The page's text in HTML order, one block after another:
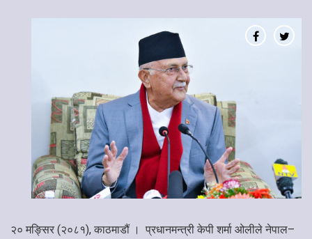
२० मङ्सिर (२०८१), काठमाडौं । प्रधानमन्त्री केपी शर्मा ओलीले नेपाल–